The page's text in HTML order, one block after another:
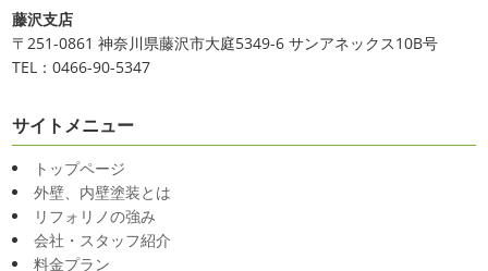
藤沢支店
〒251-0861 神奈川県藤沢市大庭5349-6 サンアネックス10B号
TEL：0466-90-5347
サイトメニュー
トップページ
外壁、内壁塗装とは
リフォリノの強み
会社・スタッフ紹介
料金プラン